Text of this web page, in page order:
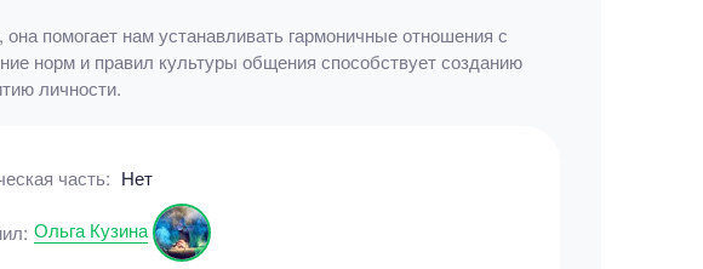
помогает нам устанавливать гармоничные отношения с
норм и правил культуры общения способствует созданию
личности.
часть: Нет
Ольга Кузина